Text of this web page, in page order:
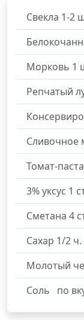
Свекла 1-2
Морковь 1
Репчатый
Сливочное
Томат-паста
3% уксус 1
Сметана 4
Сахар 1/2 ч.
Молотый
Соль
по